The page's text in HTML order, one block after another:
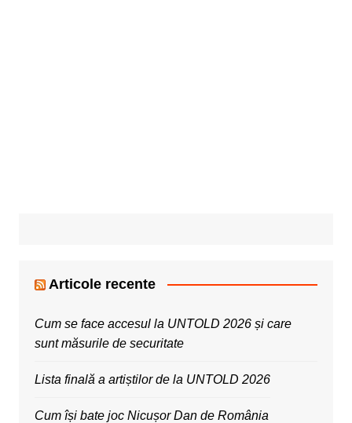
Articole recente
Cum se face accesul la UNTOLD 2026 și care
sunt măsurile de securitate
Lista finală a artiștilor de la UNTOLD 2026
Cum își bate joc Nicușor Dan de România